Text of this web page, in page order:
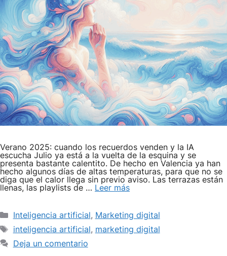
Verano 2025: cuando los recuerdos venden y la IA
escucha Julio ya está a la vuelta de la esquina y se
presenta bastante calentito. De hecho en Valencia ya han
hecho algunos días de altas temperaturas, para que no se
diga que el calor llega sin previo aviso. Las terrazas están
llenas, las playlists de … Leer más
Categorías
Inteligencia artificial, Marketing digital
Etiquetas
inteligencia artificial, marketing digital
Deja un comentario